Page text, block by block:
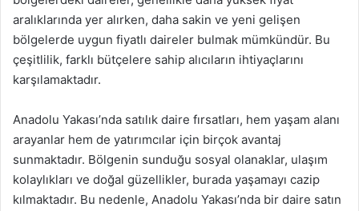
aralıklarında yer alırken, daha sakin ve yeni gelişen
bölgelerde uygun fiyatlı daireler bulmak mümkündür. Bu
çeşitlilik, farklı bütçelere sahip alıcıların ihtiyaçlarını
karşılamaktadır.
Anadolu Yakası’nda satılık daire fırsatları, hem yaşam alanı
arayanlar hem de yatırımcılar için birçok avantaj
sunmaktadır. Bölgenin sunduğu sosyal olanaklar, ulaşım
kolaylıkları ve doğal güzellikler, burada yaşamayı cazip
kılmaktadır. Bu nedenle, Anadolu Yakası’nda bir daire satın